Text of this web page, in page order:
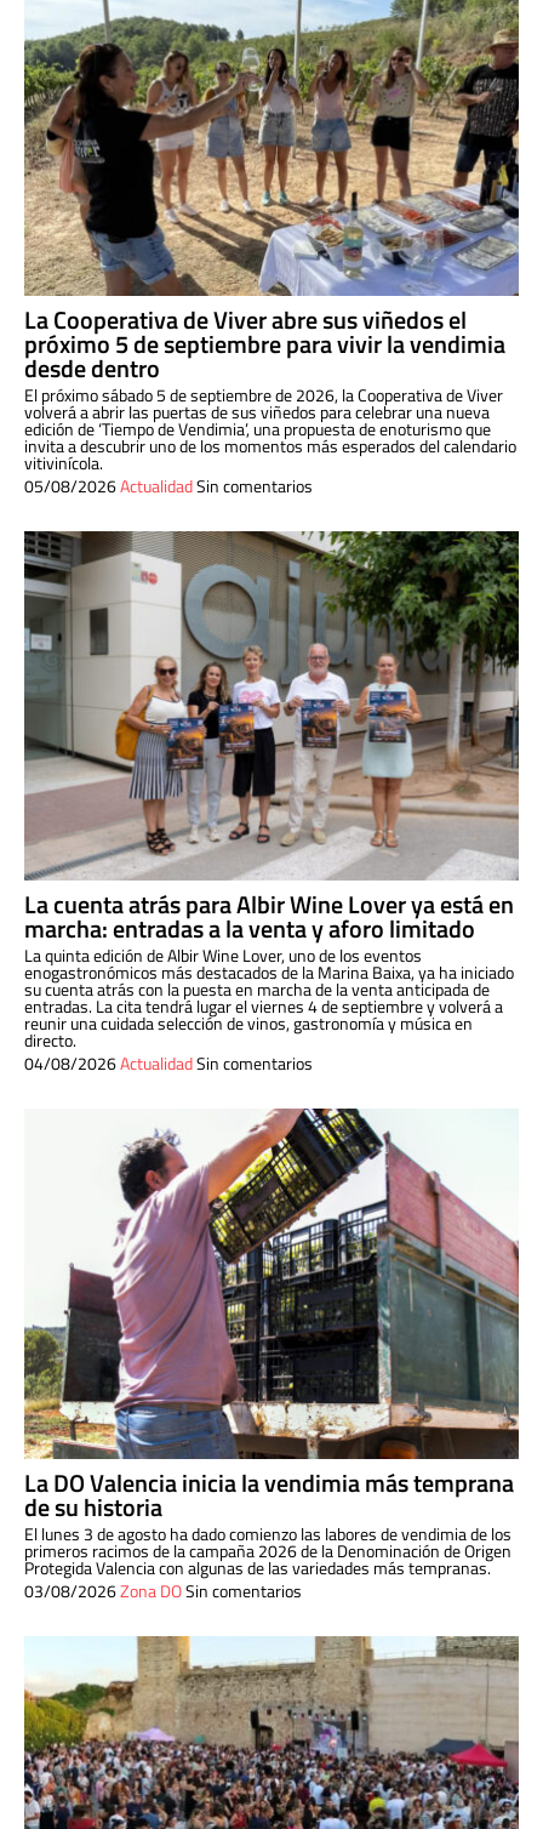
La Cooperativa de Viver abre sus viñedos el
próximo 5 de septiembre para vivir la vendimia
desde dentro
El próximo sábado 5 de septiembre de 2026, la Cooperativa de Viver
volverá a abrir las puertas de sus viñedos para celebrar una nueva
edición de ‘Tiempo de Vendimia’, una propuesta de enoturismo que
invita a descubrir uno de los momentos más esperados del calendario
vitivinícola.
05/08/2026ActualidadSin comentarios
La cuenta atrás para Albir Wine Lover ya está en
marcha: entradas a la venta y aforo limitado
La quinta edición de Albir Wine Lover, uno de los eventos
enogastronómicos más destacados de la Marina Baixa, ya ha iniciado
su cuenta atrás con la puesta en marcha de la venta anticipada de
entradas. La cita tendrá lugar el viernes 4 de septiembre y volverá a
reunir una cuidada selección de vinos, gastronomía y música en
directo.
04/08/2026ActualidadSin comentarios
La DO Valencia inicia la vendimia más temprana
de su historia
El lunes 3 de agosto ha dado comienzo las labores de vendimia de los
primeros racimos de la campaña 2026 de la Denominación de Origen
Protegida Valencia con algunas de las variedades más tempranas.
03/08/2026Zona DOSin comentarios